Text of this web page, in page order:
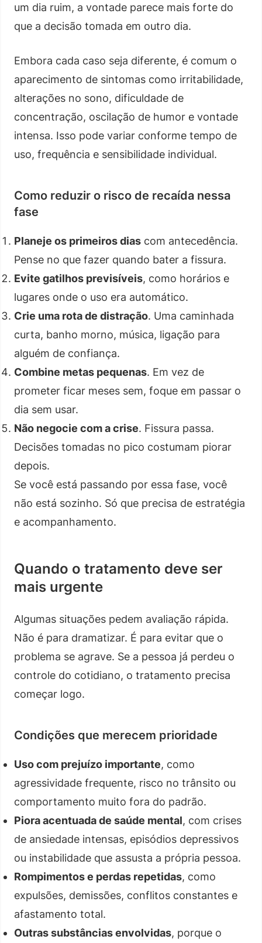
um dia ruim, a vontade parece mais forte do
que a decisão tomada em outro dia.
Embora cada caso seja diferente, é comum o
aparecimento de sintomas como irritabilidade,
alterações no sono, dificuldade de
concentração, oscilação de humor e vontade
intensa. Isso pode variar conforme tempo de
uso, frequência e sensibilidade individual.
Como reduzir o risco de recaída nessa
fase
Planeje os primeiros dias com antecedência.
Pense no que fazer quando bater a fissura.
Evite gatilhos previsíveis, como horários e
lugares onde o uso era automático.
Crie uma rota de distração. Uma caminhada
curta, banho morno, música, ligação para
alguém de confiança.
Combine metas pequenas. Em vez de
prometer ficar meses sem, foque em passar o
dia sem usar.
Não negocie com a crise. Fissura passa.
Decisões tomadas no pico costumam piorar
depois.
Se você está passando por essa fase, você
não está sozinho. Só que precisa de estratégia
e acompanhamento.
Quando o tratamento deve ser
mais urgente
Algumas situações pedem avaliação rápida.
Não é para dramatizar. É para evitar que o
problema se agrave. Se a pessoa já perdeu o
controle do cotidiano, o tratamento precisa
começar logo.
Condições que merecem prioridade
Uso com prejuízo importante, como
agressividade frequente, risco no trânsito ou
comportamento muito fora do padrão.
Piora acentuada de saúde mental, com crises
de ansiedade intensas, episódios depressivos
ou instabilidade que assusta a própria pessoa.
Rompimentos e perdas repetidas, como
expulsões, demissões, conflitos constantes e
afastamento total.
Outras substâncias envolvidas, porque o